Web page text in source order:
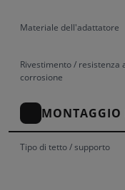
Materiale dell'adattatore
Rivestimento / resistenza
corrosione
MONTAGGIO
Tipo di tetto / supporto